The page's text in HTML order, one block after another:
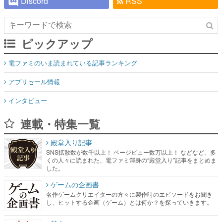
ピックアップ
電ファミのいま読まれている記事ランキング
アプリセール情報
インタビュー
連載・特集一覧
殿堂入り記事
SNS拡散数が数千以上！ ページビュー数万以上！ などなど。多
くの人々に読まれた、電ファミ渾身の“殿堂入り”記事をまとめま
した。
ゲームの企画書
名作ゲームクリエイターの方々に製作時のエピソードをお聞き
し、ヒットする企画（ゲーム）とは何か？を探っていきます。